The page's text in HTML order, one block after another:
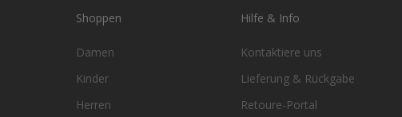
Shoppen
Damen
Kinder
Herren
Hilfe & Info
Kontaktiere uns
Lieferung & Rückgabe
Retoure-Portal